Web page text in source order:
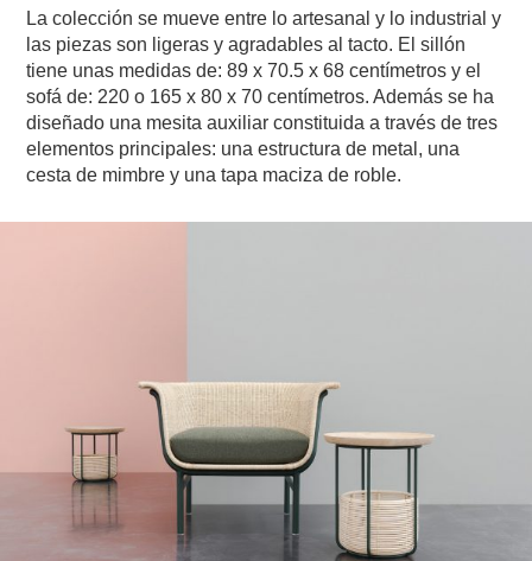
La colección se mueve entre lo artesanal y lo industrial y
las piezas son ligeras y agradables al tacto. El sillón
tiene unas medidas de: 89 x 70.5 x 68 centímetros y el
sofá de: 220 o 165 x 80 x 70 centímetros. Además se ha
diseñado una mesita auxiliar constituida a través de tres
elementos principales: una estructura de metal, una
cesta de mimbre y una tapa maciza de roble.